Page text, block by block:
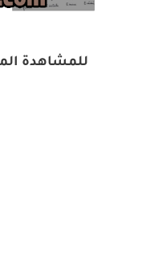
للمشاهدة